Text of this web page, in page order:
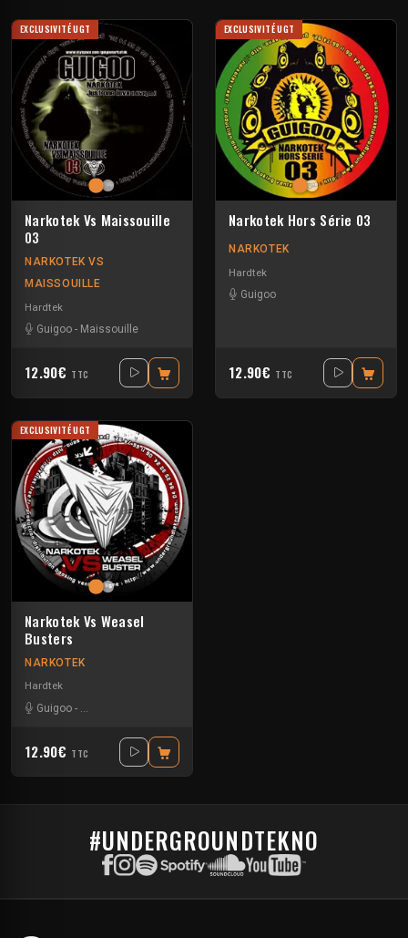
EXCLUSIVITÉ UGT
Narkotek Vs Maissouille
03
NARKOTEK VS
MAISSOUILLE
Hardtek
Guigoo - Maissouille
12.90€ TTC
EXCLUSIVITÉ UGT
Narkotek Hors Série 03
NARKOTEK
Hardtek
Guigoo
12.90€ TTC
EXCLUSIVITÉ UGT
Narkotek Vs Weasel
Busters
NARKOTEK
Hardtek
Guigoo - Mat Weasel busters
12.90€ TTC
#UNDERGROUNDTEKNO